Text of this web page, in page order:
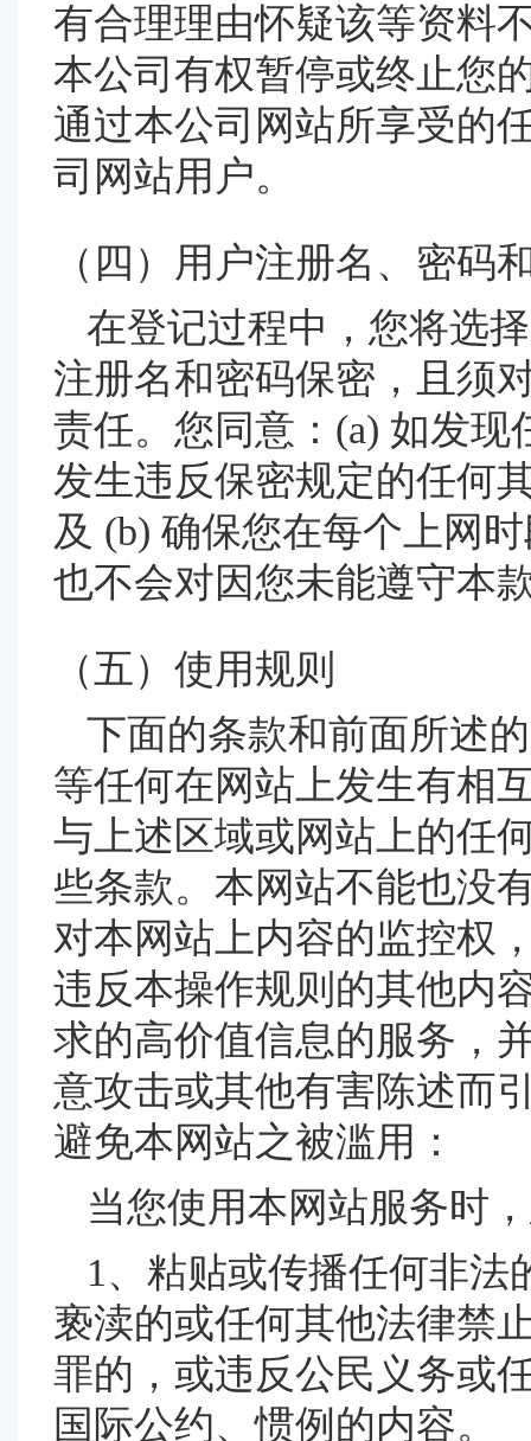
有合理理由怀疑该等资料
本公司有权暂停或终止您
通过本公司网站所享受的
司网站用户。
（四）用户注册名、密码
在登记过程中，您将选
注册名和密码保密，且须
责任。您同意：(a) 如发
发生违反保密规定的任何
及 (b) 确保您在每个上网
也不会对因您未能遵守本
（五）使用规则
下面的条款和前面所述
等任何在网站上发生有相
与上述区域或网站上的任
些条款。本网站不能也没
对本网站上内容的监控权
违反本操作规则的其他内
求的高价值信息的服务，
意攻击或其他有害陈述而
避免本网站之被滥用：
当您使用本网站服务时
1、粘贴或传播任何非
亵渎的或任何其他法律禁
罪的，或违反公民义务或
国际公约、惯例的内容。